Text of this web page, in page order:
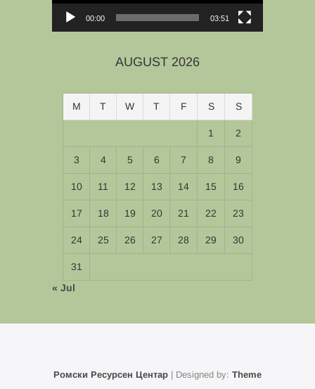
00:00 03:51
AUGUST 2026
M T W T F S S
1 2
3 4 5 6 7 8 9
10 11 12 13 14 15 16
17 18 19 20 21 22 23
24 25 26 27 28 29 30
31
« Jul
Ромски Ресурсен Центар | Designed by: Theme